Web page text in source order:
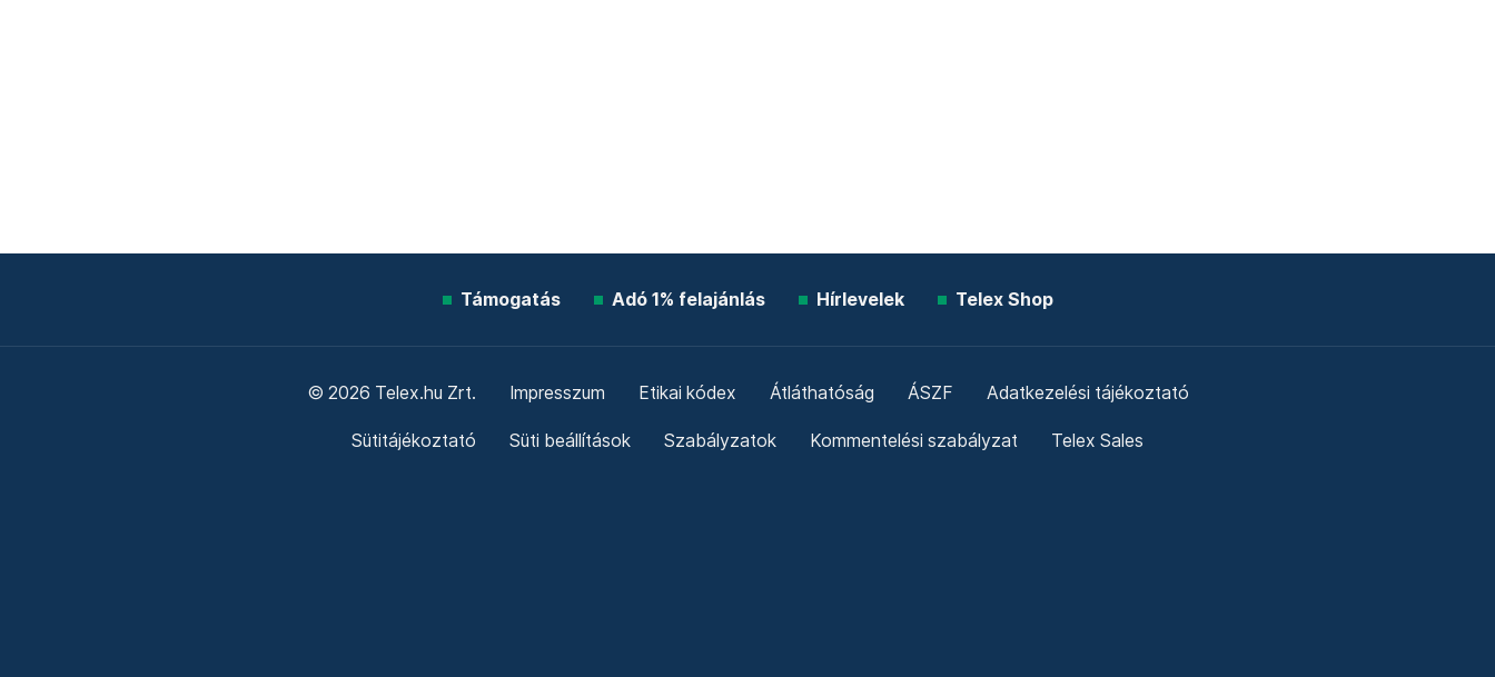
Támogatás Adó 1% felajánlás Hírlevelek Telex Shop
© 2026 Telex.hu Zrt. Impresszum Etikai kódex Átláthatóság ÁSZF Adatkezelési tájékoztató
Sütitájékoztató Süti beállítások Szabályzatok Kommentelési szabályzat Telex Sales